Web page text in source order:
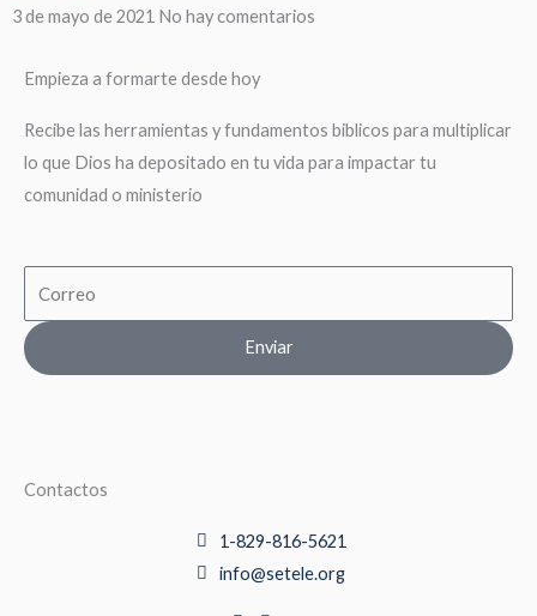
3 de mayo de 2021 No hay comentarios
Empieza a formarte desde hoy
Recibe las herramientas y fundamentos biblicos para multiplicar
lo que Dios ha depositado en tu vida para impactar tu
comunidad o ministerio
Enviar
Contactos
1-829-816-5621
info@setele.org